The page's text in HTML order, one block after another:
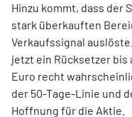
Hinzu kommt, dass der
stark überkauften
Verkaufssignal
jetzt ein Rücksetzer bis
Euro recht
der 50-Tage-Linie und
Hoffnung für die Aktie.